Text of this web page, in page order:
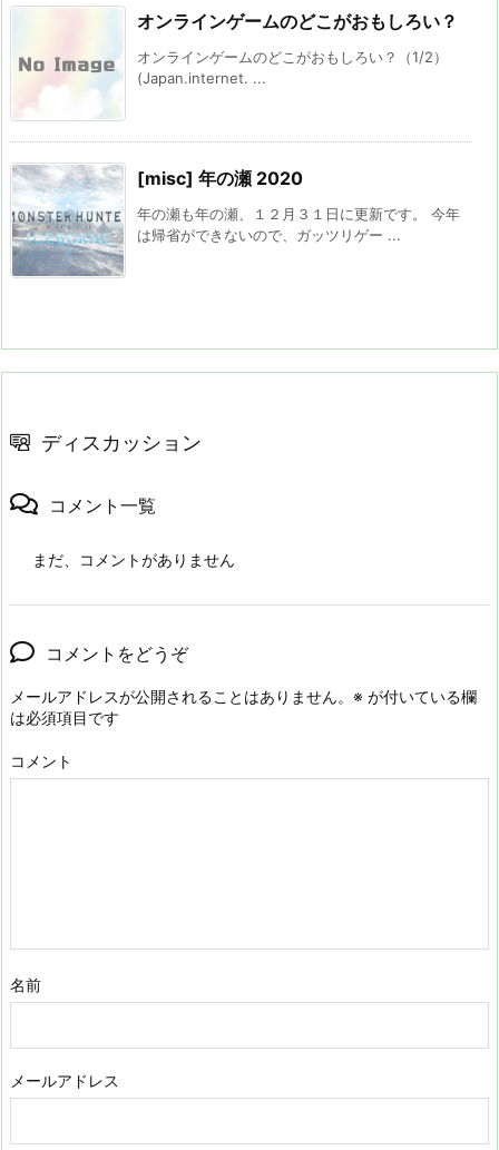
オンラインゲームのどこがおもしろい？
オンラインゲームのどこがおもしろい？（1/2）
(Japan.internet. ...
[misc] 年の瀬 2020
年の瀬も年の瀬、１２月３１日に更新です。 今年
は帰省ができないので、ガッツリゲー ...
ディスカッション
コメント一覧
まだ、コメントがありません
コメントをどうぞ
メールアドレスが公開されることはありません。 ※ が付いている欄
は必須項目です
コメント
名前
メールアドレス